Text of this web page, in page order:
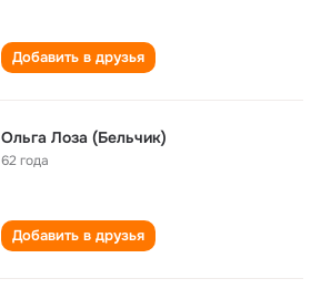
Добавить в друзья
Ольга Лоза (Бельчик)
62 года
Добавить в друзья